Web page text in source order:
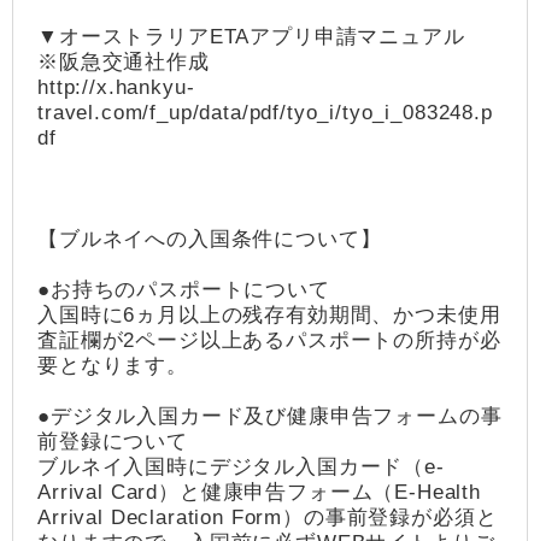
▼オーストラリアETAアプリ申請マニュアル
※阪急交通社作成
http://x.hankyu-
travel.com/f_up/data/pdf/tyo_i/tyo_i_083248.p
df
【ブルネイへの入国条件について】
●お持ちのパスポートについて
入国時に6ヵ月以上の残存有効期間、かつ未使用
査証欄が2ページ以上あるパスポートの所持が必
要となります。
●デジタル入国カード及び健康申告フォームの事
前登録について
ブルネイ入国時にデジタル入国カード（e-
Arrival Card）と健康申告フォーム（E-Health
Arrival Declaration Form）の事前登録が必須と